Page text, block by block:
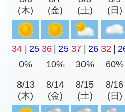
(木)
(金)
(土)
(日)
34 | 25 36 | 25 37 | 26 32 |
0%
10% 30% 60%
8/13
(木)
8/14
(金)
8/15
(土)
8/16
(日)